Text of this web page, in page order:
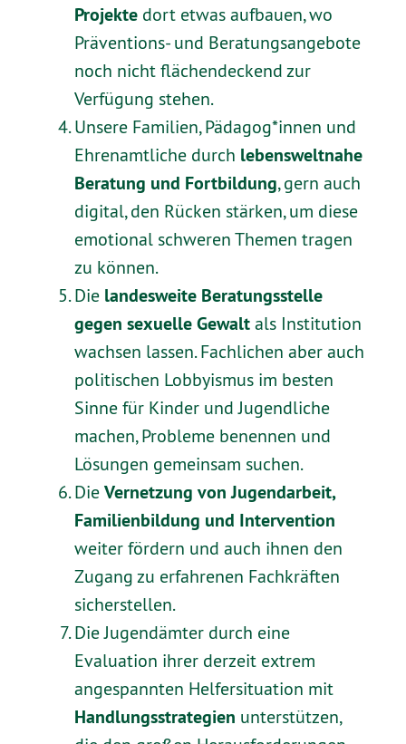
Projekte dort etwas aufbauen, wo
Präventions- und Beratungsangebote
noch nicht flächendeckend zur
Verfügung stehen.
Unsere Familien, Pädagog*innen und
Ehrenamtliche durch lebensweltnahe
Beratung und Fortbildung, gern auch
digital, den Rücken stärken, um diese
emotional schweren Themen tragen
zu können.
Die landesweite Beratungsstelle
gegen sexuelle Gewalt als Institution
wachsen lassen. Fachlichen aber auch
politischen Lobbyismus im besten
Sinne für Kinder und Jugendliche
machen, Probleme benennen und
Lösungen gemeinsam suchen.
DieVernetzung von Jugendarbeit,
Familienbildung und Intervention
weiter fördern und auch ihnen den
Zugang zu erfahrenen Fachkräften
sicherstellen.
Die Jugendämter durch eine
Evaluation ihrer derzeit extrem
angespannten Helfersituation mit
Handlungsstrategien unterstützen,